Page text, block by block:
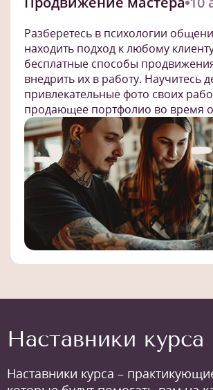
Разберетесь в психологии
находить подход к любому
бесплатные способы
внедрить их в работу. Научитесь
привлекательные фото своих
продающее портфолио во время
Наставники курса
Наставники курса –